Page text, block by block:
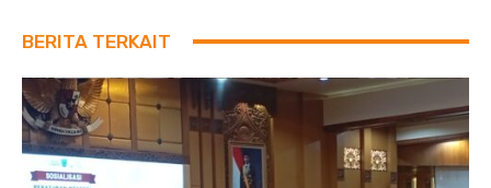
BERITA TERKAIT